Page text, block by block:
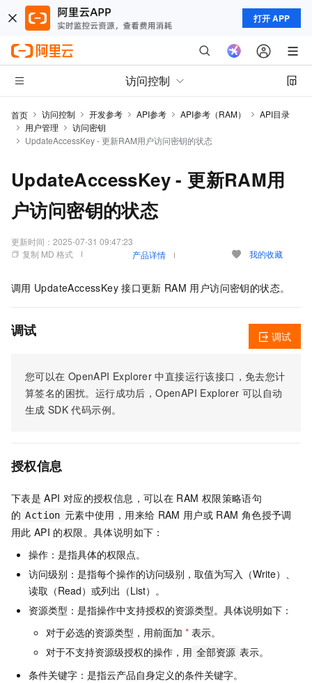
打开 APP
访问控制
首页 访问控制 开发参考 API参考 API参考（RAM）
API目录
用户管理
访问密钥
UpdateAccessKey - 更新RAM用户访问密钥的状态
UpdateAccessKey - 更新RAM用
户访问密钥的状态
更新时间： 2025-07-31 09:47:23
复制 MD 格式
产品详情 我的收藏
调用 UpdateAccessKey 接口更新 RAM 用户访问密钥的状态。
调试
您可以在 OpenAPI Explorer 中直接运行该接口，免去您计
算签名的困扰。运行成功后，OpenAPI Explorer 可以自动
生成 SDK 代码示例。
调试
授权信息
下表是 API 对应的授权信息，可以在 RAM 权限策略语句
的 Action 元素中使用，用来给 RAM 用户或 RAM 角色授予调
用此 API 的权限。具体说明如下：
操作：是指具体的权限点。
访问级别：是指每个操作的访问级别，取值为写入（Write）、
读取（Read）或列出（List）。
资源类型：是指操作中支持授权的资源类型。具体说明如下：
对于必选的资源类型，用前面加 * 表示。
对于不支持资源级授权的操作，用 全部资源 表示。
条件关键字：是指云产品自身定义的条件关键字。